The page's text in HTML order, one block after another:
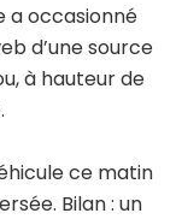
a occasionné
d’une source
à hauteur de
ce matin
Bilan : un